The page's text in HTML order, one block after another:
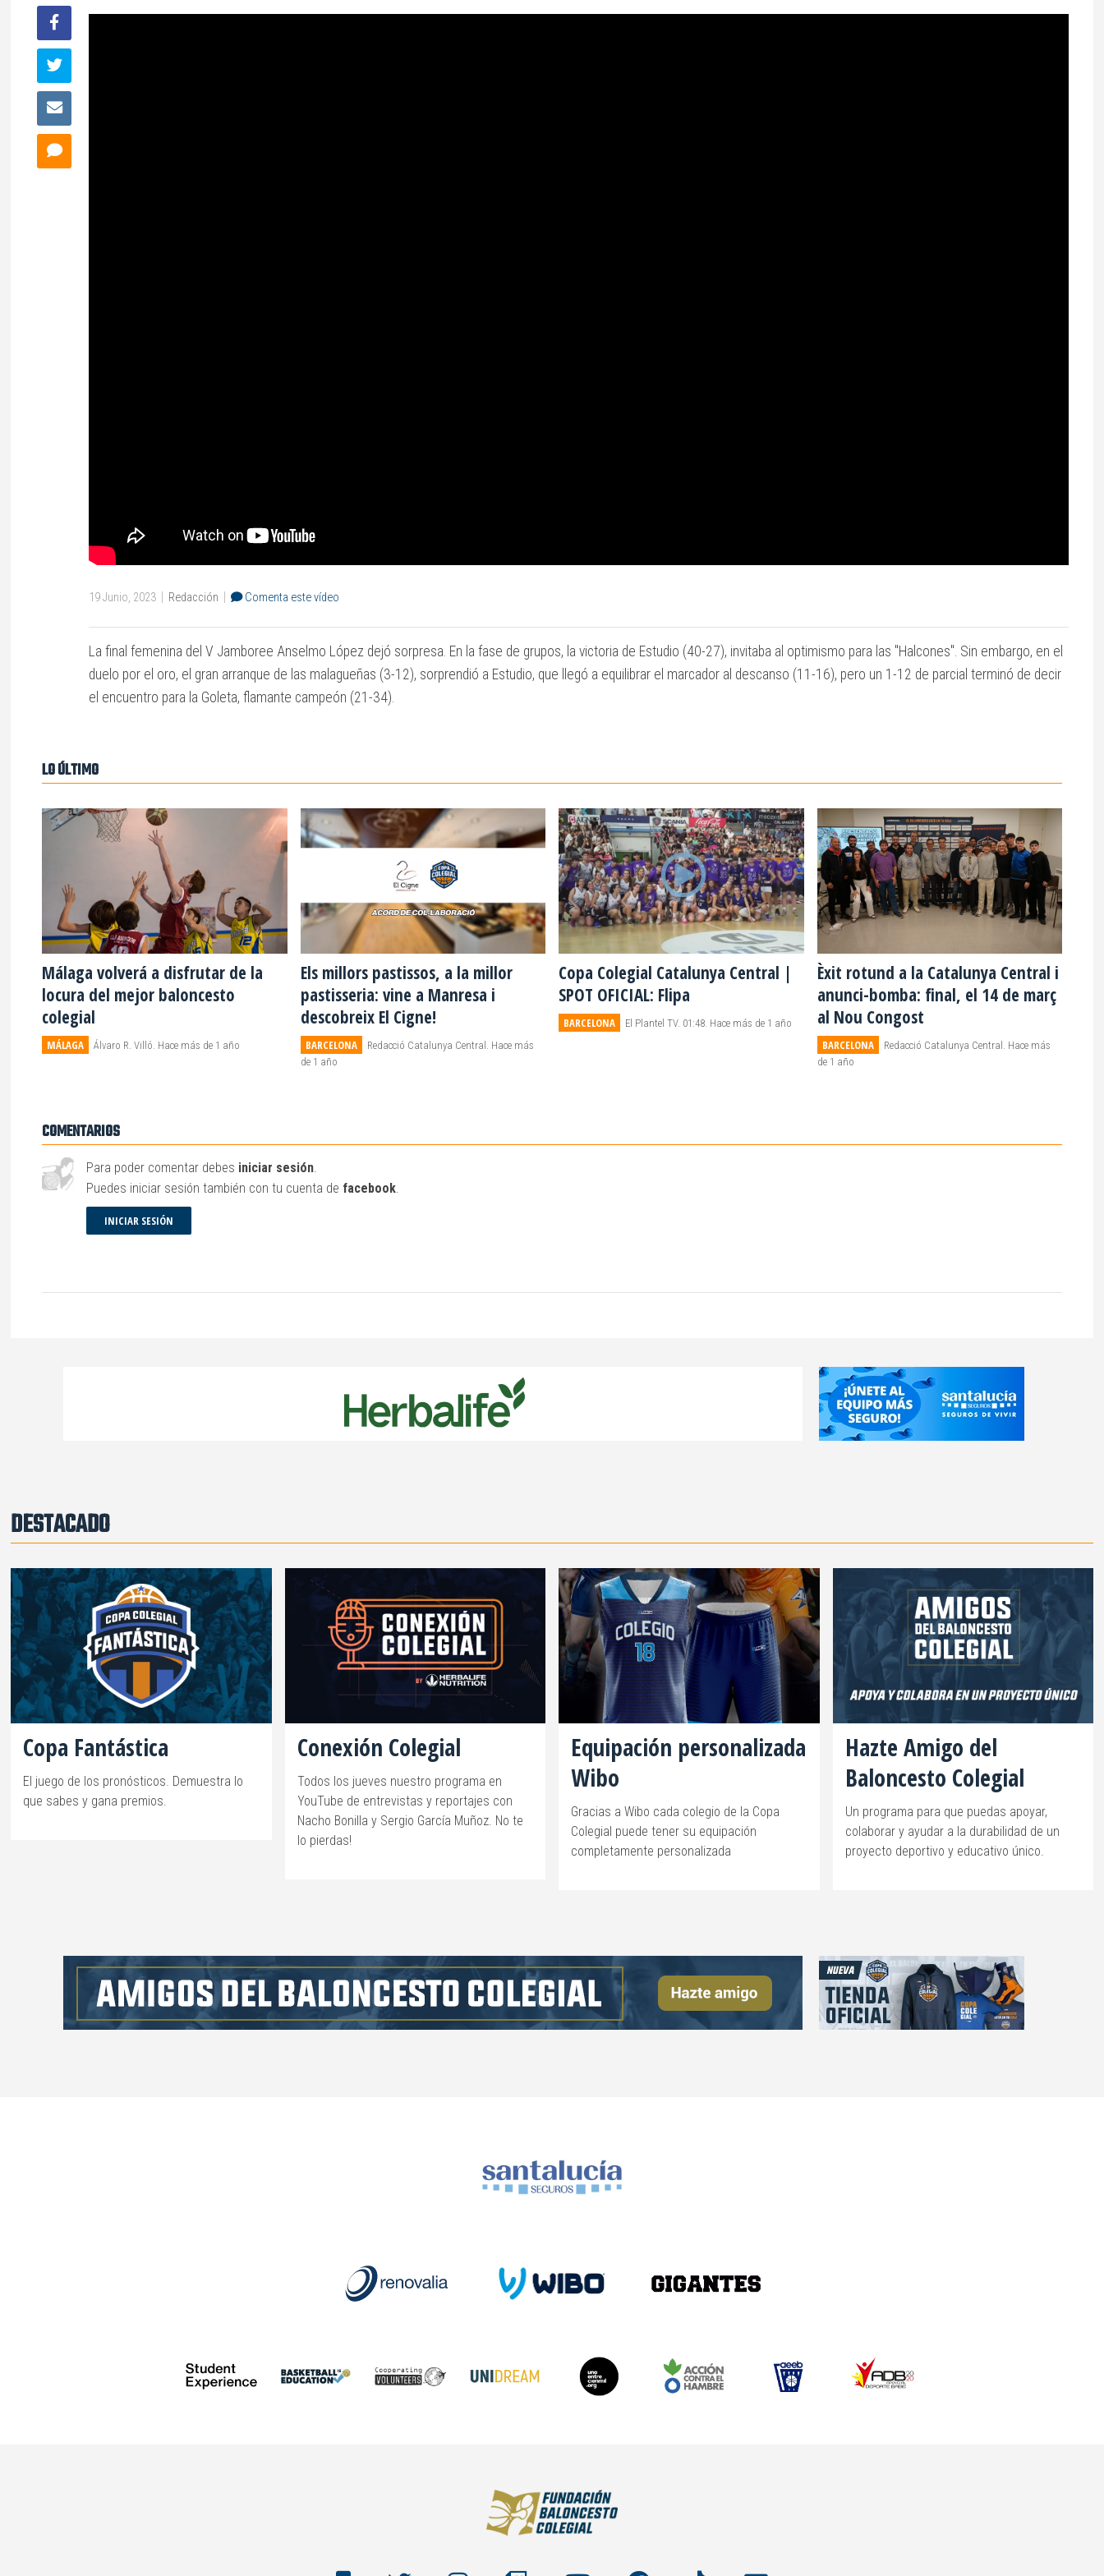
NACIONAL
ALL-
PEQUECOPA
19 Junio, 2023 | Redacción | Comenta este vídeo
La final femenina del V Jamboree Anselmo López dejó sorpresa. En la fase de grupos, la victoria de Estudio (40-27), invitaba al optimismo para las "Halcones". Sin embargo, en el
duelo por el oro, el gran arranque de las malagueñas (3-12), sorprendió a Estudio, que llegó a equilibrar el marcador al descanso (11-16), pero un 1-12 de parcial terminó de decir
el encuentro para la Goleta, flamante campeón (21-34).
LO ÚLTIMO
Málaga volverá a disfrutar de la
locura del mejor baloncesto
colegial
MÁLAGA Álvaro R. Villó. Hace más de 1 año
Els millors pastissos, a la millor
pastisseria: vine a Manresa i
descobreix El Cigne!
BARCELONA
Redacció Catalunya Central. Hace más
de 1 año
Copa Colegial Catalunya Central |
SPOT OFICIAL: Flipa
BARCELONA El Plantel TV. 01:48. Hace más de 1 año
Èxit rotund a la Catalunya Central i
anunci-bomba: final, el 14 de març
al Nou Congost
BARCELONA
Redacció Catalunya Central. Hace más
de 1 año
COMENTARIOS
Para poder comentar debes iniciar sesión.
Puedes iniciar sesión también con tu cuenta de facebook.
DESTACADO
Copa Fantástica
El juego de los pronósticos. Demuestra lo
que sabes y gana premios.
Conexión Colegial
Todos los jueves nuestro programa en
YouTube de entrevistas y reportajes con
Nacho Bonilla y Sergio García Muñoz. No te
lo pierdas!
Equipación personalizada
Wibo
Gracias a Wibo cada colegio de la Copa
Colegial puede tener su equipación
completamente personalizada
Hazte Amigo del
Baloncesto Colegial
Un programa para que puedas apoyar,
colaborar y ayudar a la durabilidad de un
proyecto deportivo y educativo único.